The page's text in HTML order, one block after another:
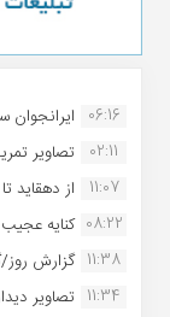
06:16
02:11
تصاویر
11:07
از دهقاید
08:22 کنایه
11:38 گزارش روز/
11:34 تصاویر